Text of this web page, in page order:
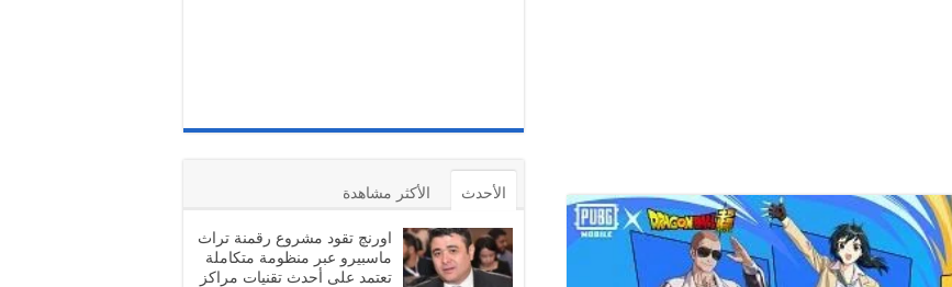
الأحدث الأكثر مشاهدة
اورنچ تقود مشروع رقمنة تراث
ماسبيرو عبر منظومة متكاملة
تعتمد على أحدث تقنيات مراكز